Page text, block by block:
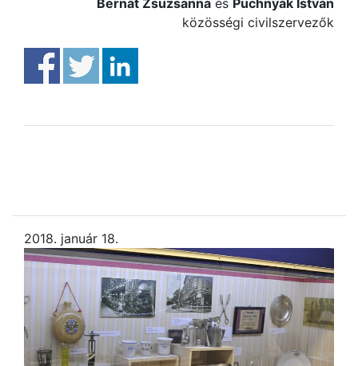
Bernát Zsuzsanna és Puchnyák István
közösségi civilszervezők
2018. január 18.